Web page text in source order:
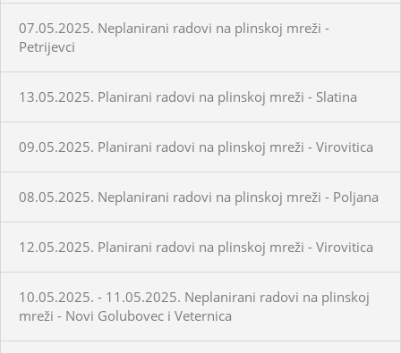
07.05.2025. Neplanirani radovi na plinskoj mreži -
Petrijevci
13.05.2025. Planirani radovi na plinskoj mreži - Slatina
09.05.2025. Planirani radovi na plinskoj mreži - Virovitica
08.05.2025. Neplanirani radovi na plinskoj mreži - Poljana
12.05.2025. Planirani radovi na plinskoj mreži - Virovitica
10.05.2025. - 11.05.2025. Neplanirani radovi na plinskoj
mreži - Novi Golubovec i Veternica